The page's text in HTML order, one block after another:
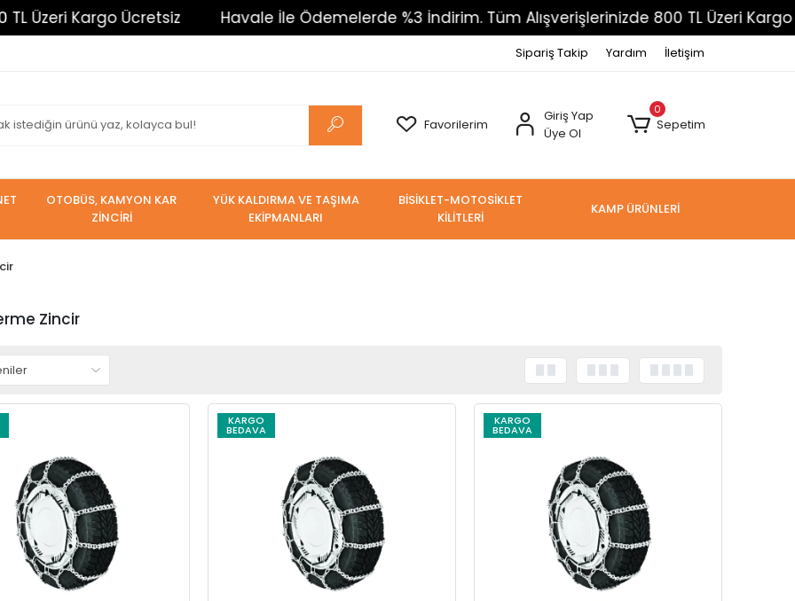
Kargo Ücretsiz Havale İle Ödemelerde %3 İndirim. Tüm Alışverişlerinizde 800 TL Üzeri Kargo Ücretsiz
Sipariş Takip Yardım İletişim
Favorilerim
Giriş Yap
Üye Ol
0
Sepetim
OTOBÜS, KAMYON KAR
ZİNCİRİ
YÜK KALDIRMA VE TAŞIMA
EKİPMANLARI
BİSİKLET-MOTOSİKLET
KİLİTLERİ
KAMP ÜRÜNLERİ
Zincir
KARGO
BEDAVA
KARGO
BEDAVA